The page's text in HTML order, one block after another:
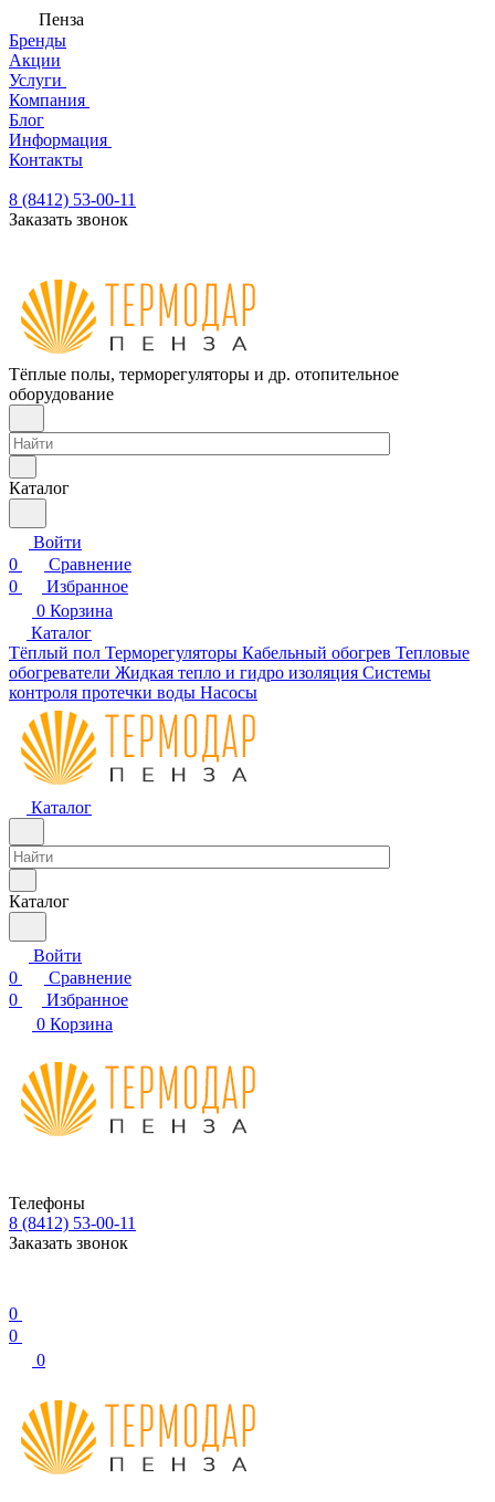
Пенза
Бренды
Акции
Услуги
Компания
Блог
Информация
Контакты
8 (8412) 53-00-11
Заказать звонок
Тёплые полы, терморегуляторы и др. отопительное
оборудование
Каталог
Войти
0
Сравнение
0
Избранное
0 Корзина
Каталог
Тёплый пол Терморегуляторы Кабельный обогрев Тепловые
обогреватели Жидкая тепло и гидро изоляция Системы
контроля протечки воды Насосы
Каталог
Каталог
Войти
0
Сравнение
0
Избранное
0 Корзина
Телефоны
8 (8412) 53-00-11
Заказать звонок
0
0
0